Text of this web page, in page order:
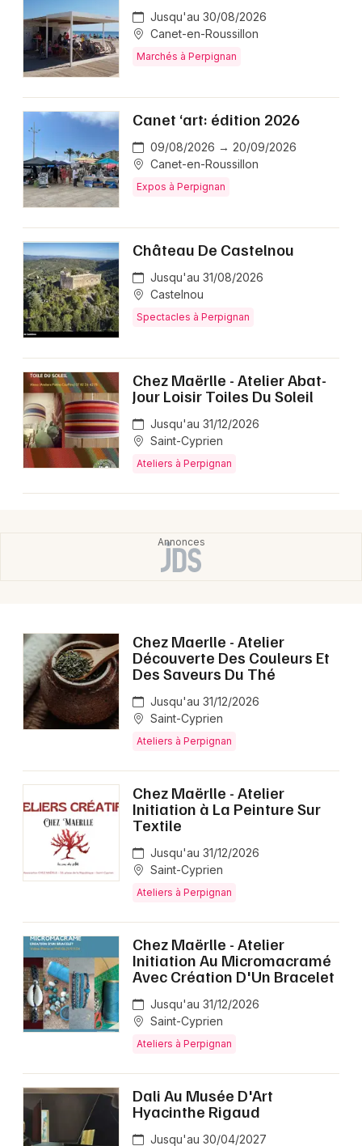
Jusqu'au 30/08/2026
Canet-en-Roussillon
Marchés à Perpignan
Canet ‘art: édition 2026
09/08/2026 → 20/09/2026
Canet-en-Roussillon
Expos à Perpignan
Château De Castelnou
Jusqu'au 31/08/2026
Castelnou
Spectacles à Perpignan
Chez Maërlle - Atelier Abat-
Jour Loisir Toiles Du Soleil
Jusqu'au 31/12/2026
Saint-Cyprien
Ateliers à Perpignan
Chez Maerlle - Atelier
Découverte Des Couleurs Et
Des Saveurs Du Thé
Jusqu'au 31/12/2026
Saint-Cyprien
Ateliers à Perpignan
Chez Maërlle - Atelier
Initiation à La Peinture Sur
Textile
Jusqu'au 31/12/2026
Saint-Cyprien
Ateliers à Perpignan
Chez Maërlle - Atelier
Initiation Au Micromacramé
Avec Création D'Un Bracelet
Jusqu'au 31/12/2026
Saint-Cyprien
Ateliers à Perpignan
Dali Au Musée D'Art
Hyacinthe Rigaud
Jusqu'au 30/04/2027